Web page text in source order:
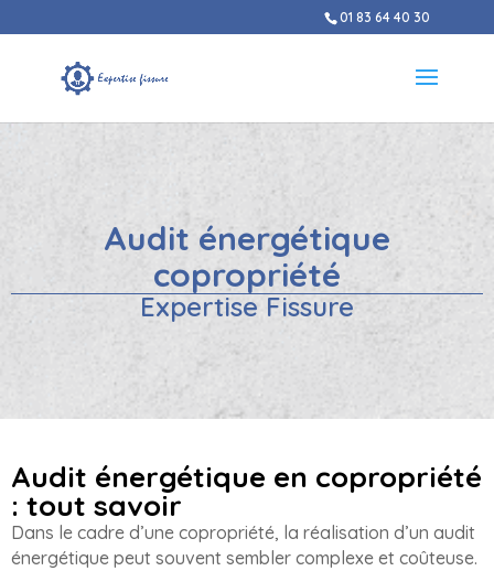
01 83 64 40 30
Audit énergétique
copropriété
Expertise Fissure
Audit énergétique en copropriété
: tout savoir
Dans le cadre d’une copropriété, la réalisation d’un audit
énergétique peut souvent sembler complexe et coûteuse.